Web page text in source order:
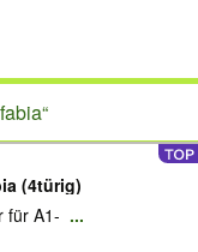
(4türig)
für A1- ...